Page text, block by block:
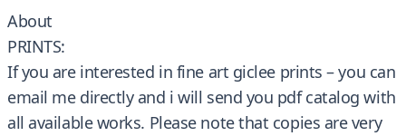
About
PRINTS:
If you are interested in fine art giclee prints – you can
email me directly and i will send you pdf catalog with
all available works. Please note that copies are very